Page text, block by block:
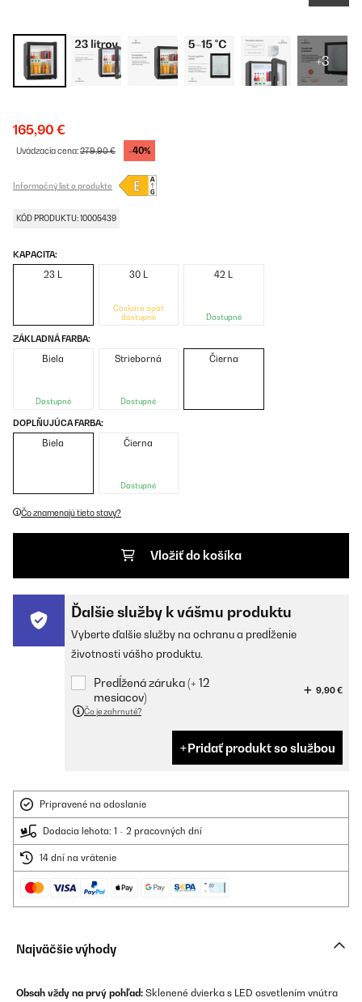
+3
165,90 €
Uvádzacia cena:279,90 € -40%
Informačný list o produkte
KÓD PRODUKTU: 10005439
KAPACITA:
23 L 30 L
Čoskoro opäť
dostupné
42 L
Dostupné
ZÁKLADNÁ FARBA:
Biela
Dostupné
Strieborná
Dostupné
Čierna
DOPLŇUJÚCA FARBA:
Biela Čierna
Dostupné
Čo znamenajú tieto stavy?
Vložiť do košíka
Ďalšie služby k vášmu produktu
Vyberte ďalšie služby na ochranu a predĺženie
životnosti vášho produktu.
Predĺžená záruka (+ 12
mesiacov)
9,90 €
Čo je zahrnuté?
Pridať produkt so službou
Pripravené na odoslanie
Dodacia lehota: 1 - 2 pracovných dní
14 dní na vrátenie
Najväčšie výhody
Obsah vždy na prvý pohľad: Sklenené dvierka s LED osvetlením vnútra